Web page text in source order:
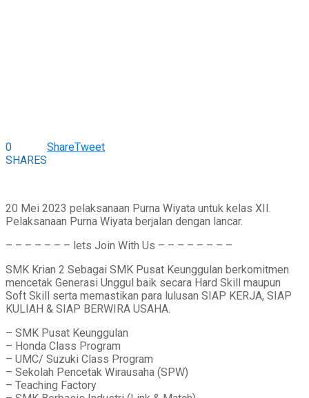
0
SHARES
ShareTweet
20 Mei 2023 pelaksanaan Purna Wiyata untuk kelas XII.
Pelaksanaan Purna Wiyata berjalan dengan lancar.
– – – – – – – lets Join With Us – – – – – – – –
SMK Krian 2 Sebagai SMK Pusat Keunggulan berkomitmen
mencetak Generasi Unggul baik secara Hard Skill maupun
Soft Skill serta memastikan para lulusan SIAP KERJA, SIAP
KULIAH & SIAP BERWIRA USAHA.
– SMK Pusat Keunggulan
– Honda Class Program
– UMC/ Suzuki Class Program
– Sekolah Pencetak Wirausaha (SPW)
– Teaching Factory